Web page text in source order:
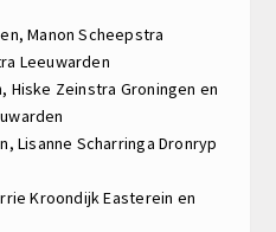
Manon Scheepstra
Leeuwarden
Hiske Zeinstra Groningen en
Lisanne Scharringa Dronryp
KroondijkEasterein en